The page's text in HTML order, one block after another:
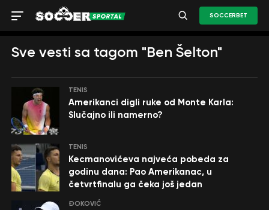
SOCCERBET
Sve vesti sa tagom "Ben Šelton"
TENIS
Amerikanci digli ruke od Monte Karla:
Slučajno ili namerno?
TENIS
Kecmanovićeva najveća pobeda za
godinu dana: Pao Amerikanac, u
četvrtfinalu ga čeka još jedan
ĐOKOVIĆ